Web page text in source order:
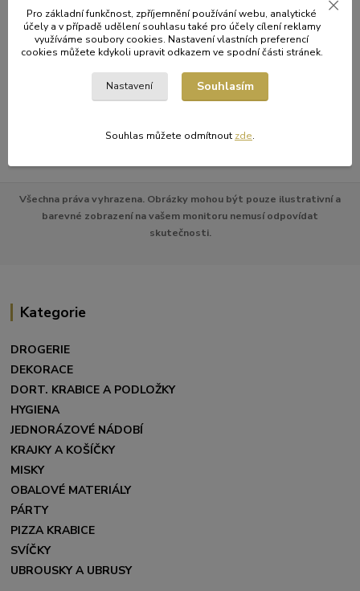
Zboží zařazeno v kategoriích
JEDNORÁZOVÉ NÁDOBÍ
RYCHLÁ OBČERSTVENÍ
Všechna práva vyhrazena. Obrázky mohou být pouze ilustrativní a
barevné zobrazení na vašem monitoru nemusí odpovídat
skutečnosti.
Kategorie
DROGERIE
DEKORACE
DORT. KRABICE A PODLOŽKY
HYGIENA
JEDNORÁZOVÉ NÁDOBÍ
KRAJKY A KOŠÍČKY
MISKY
OBALOVÉ MATERIÁLY
PÁRTY
PIZZA KRABICE
SVÍČKY
UBROUSKY A UBRUSY
Pro základní funkčnost, zpříjemnění používání webu, analytické
účely a v případě udělení souhlasu také pro účely cílení reklamy
využíváme soubory cookies. Nastavení vlastních preferencí
cookies můžete kdykoli upravit odkazem ve spodní části stránek.
Nastavení Souhlasím
Souhlas můžete odmítnout zde.